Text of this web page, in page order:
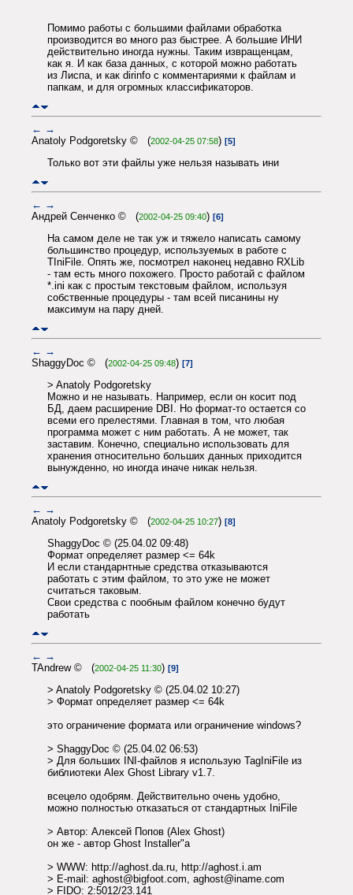
Помимо работы с большими файлами обработка
производится во много раз быстрее. А большие ИНИ
действительно иногда нужны. Таким извращенцам,
как я. И как база данных, с которой можно работать
из Лиспа, и как dirinfo с комментариями к файлам и
папкам, и для огромных классификаторов.
← →
Anatoly Podgoretsky © (2002-04-25 07:58) [5]
Только вот эти файлы уже нельзя называть ини
← →
Андрей Сенченко © (2002-04-25 09:40) [6]
На самом деле не так уж и тяжело написать самому
большинство процедур, используемых в работе с
TIniFile. Опять же, посмотрел наконец недавно RXLib
- там есть много похожего. Просто работай с файлом
*.ini как с простым текстовым файлом, используя
собственные процедуры - там всей писанины ну
максимум на пару дней.
← →
ShaggyDoc © (2002-04-25 09:48) [7]
> Anatoly Podgoretsky
Можно и не называть. Например, если он косит под
БД, даем расширение DBI. Но формат-то остается со
всеми его прелестями. Главная в том, что любая
программа может с ним работать. А не может, так
заставим. Конечно, специально использовать для
хранения относительно больших данных приходится
вынужденно, но иногда иначе никак нельзя.
← →
Anatoly Podgoretsky © (2002-04-25 10:27) [8]
ShaggyDoc © (25.04.02 09:48)
Формат определяет размер <= 64k
И если стандарнтные средства отказываются
работать с этим файлом, то это уже не может
считаться таковым.
Свои средства с пообным файлом конечно будут
работать
← →
TAndrew © (2002-04-25 11:30) [9]
> Anatoly Podgoretsky © (25.04.02 10:27)
> Формат определяет размер <= 64k
это ограничение формата или ограничение windows?
> ShaggyDoc © (25.04.02 06:53)
> Для больших INI-файлов я использую TagIniFile из
библиотеки Alex Ghost Library v1.7.
всецело одобрям. Действительно очень удобно,
можно полностью отказаться от стандартных IniFile
> Автор: Алексей Попов (Alex Ghost)
он же - автор Ghost Installer"а
> WWW: http://aghost.da.ru, http://aghost.i.am
> E-mail: aghost@bigfoot.com, aghost@iname.com
> FIDO: 2:5012/23.141